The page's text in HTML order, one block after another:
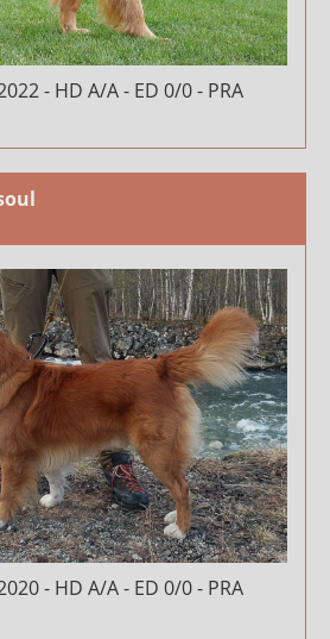
- HD A/A - ED 0/0 - PRA
- HD A/A - ED 0/0 - PRA